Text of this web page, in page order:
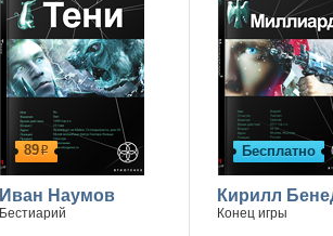
89р
Иван Наумов
Бестиарий
Бесплатно
Кирилл
Конец игры